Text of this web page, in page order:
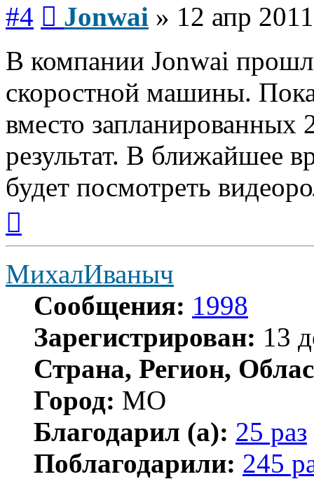
#4 Jonwai » 12 апр
В компании Jonwai
скоростной машины.
вместо запланированных
результат. В ближайшее
будет посмотреть
началу
МихалИваныч
Сообщения: 1998
Зарегистрирован: 13
Страна, Регион,
Город: МО
Благодарил (а): 25 раз
Поблагодарили: 245